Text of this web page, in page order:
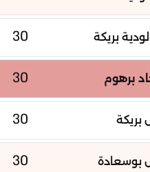
بريكة 30
برهوم 30
بريكة 30
بوسعادة 30